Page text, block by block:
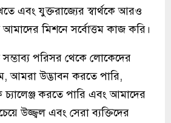
এবং যুক্তরাজ্যের স্বার্থকে আরও
মিশনে সর্বোত্তম কাজ করি।
সম্ভাব্য পরিসর থেকে লোকেদের
আমরা উদ্ভাবন করতে পারি,
চ্যালেঞ্জ করতে পারি এবং আমাদের
উজ্জ্বল এবং সেরা ব্যক্তিদের